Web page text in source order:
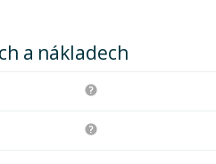
a nákladech